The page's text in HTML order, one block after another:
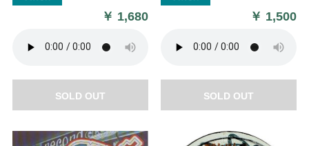
￥ 1,680
SOLD OUT
￥ 1,500
SOLD OUT